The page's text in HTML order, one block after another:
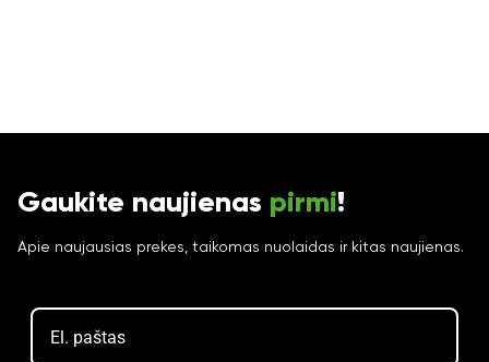
Gaukite naujienas pirmi!
Apie naujausias prekes, taikomas nuolaidas ir kitas naujienas.